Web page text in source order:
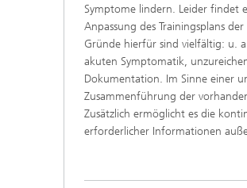
Symptome lindern. Leider findet
Anpassung des Trainingsplans
Gründe hierfür sind vielfältig: u.
akuten Symptomatik,
Dokumentation. Im Sinne einer
Zusammenführung der
Zusätzlich ermöglicht es die
erforderlicher Informationen